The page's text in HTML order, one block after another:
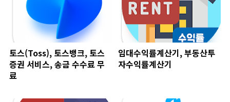
토스(Toss), 토스뱅크, 토스
증권 서비스, 송금 수수료 무
료
임대수익률계산기, 부동산투
자수익률계산기